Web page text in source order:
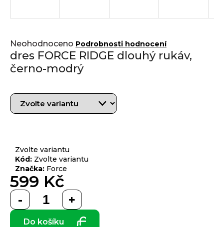
Průměrné
hodnocení
produktu
je
hvězdiček.
Neohodnoceno Podrobnosti hodnocení
dres FORCE RIDGE dlouhý rukáv,
černo-modrý
Zvolte variantu
Kód: Zvolte variantu
Značka: Force
599 Kč
Měrná
cena:
Do košíku
í
?
HLEDAT
o
p
o
r
u
č
u